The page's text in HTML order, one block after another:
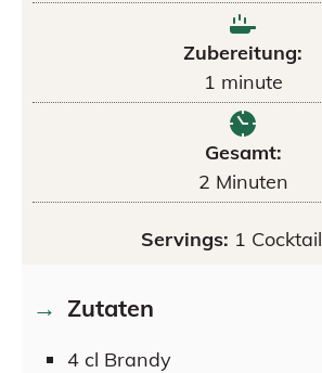
Zubereitung:
1 minute
Gesamt:
2 Minuten
Servings: 1 Cocktail
Zutaten
4 cl Brandy